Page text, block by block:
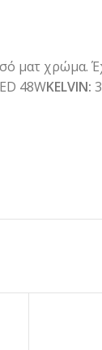
ματ χρώμα.
48WKELVIN: